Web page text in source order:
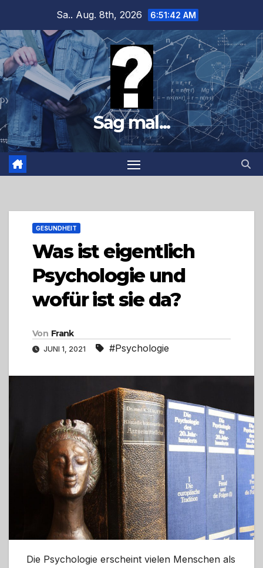
springen
Sa.. Aug. 8th, 2026 6:51:43 AM
Sag mal...
GESUNDHEIT
Was ist eigentlich
Psychologie und
wofür ist sie da?
Von Frank
JUNI 1, 2021 #Psychologie
Die Psychologie erscheint vielen Menschen als